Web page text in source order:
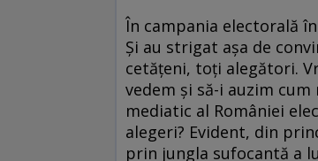
În campania electorală
Și au strigat așa de
cetățeni, toți alegători.
vedem și să-i auzim
mediatic al României
alegeri? Evident, din
prin jungla sufocantă a